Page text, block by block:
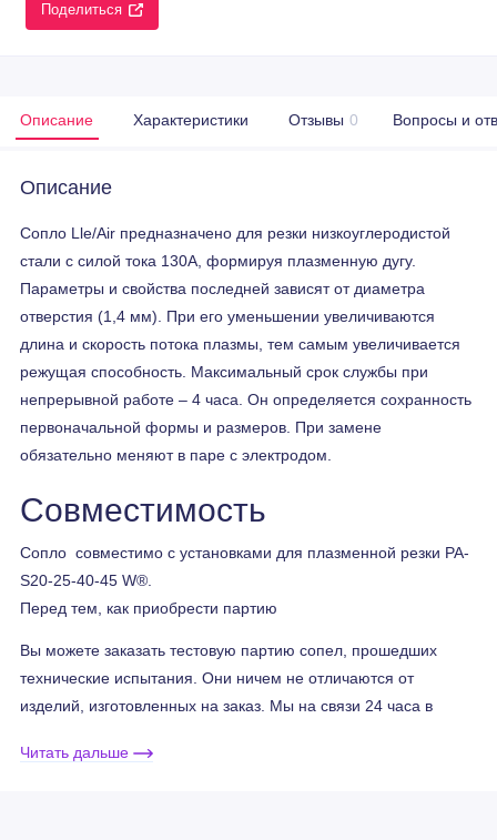
Поделиться
Описание Характеристики Отзывы 0 Вопросы и
Описание
Сопло Lle/Air предназначено для резки низкоуглеродистой
стали с силой тока 130А, формируя плазменную дугу.
Параметры и свойства последней зависят от диаметра
отверстия (1,4 мм). При его уменьшении увеличиваются
длина и скорость потока плазмы, тем самым увеличивается
режущая способность. Максимальный срок службы при
непрерывной работе – 4 часа. Он определяется сохранность
первоначальной формы и размеров. При замене
обязательно меняют в паре с электродом.
Совместимость
Сопло совместимо с установками для плазменной резки PA-
S20-25-40-45 W®.
Перед тем, как приобрести партию
Вы можете заказать тестовую партию сопел, прошедших
технические испытания. Они ничем не отличаются от
изделий, изготовленных на заказ. Мы на связи 24 часа в
помощью и консультациями.
Читать дальше